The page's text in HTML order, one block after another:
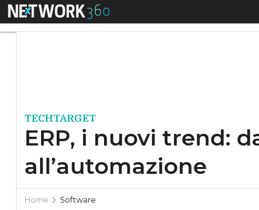
Menu
TECHTARGET
ERP, i nuovi trend:
all’automazione
Home Software